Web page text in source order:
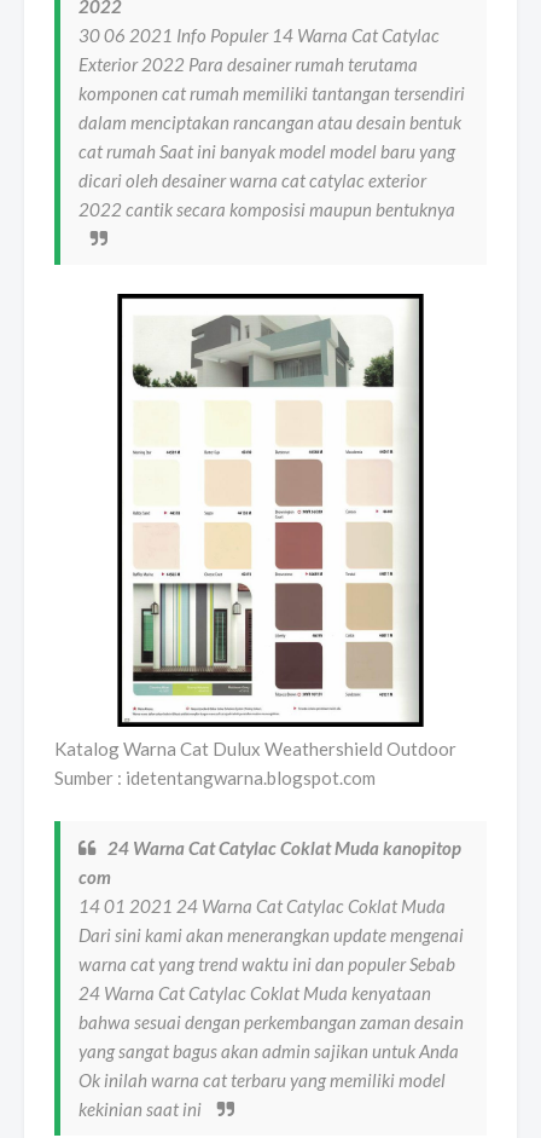
2022
30 06 2021 Info Populer 14 Warna Cat Catylac
Exterior 2022 Para desainer rumah terutama
komponen cat rumah memiliki tantangan tersendiri
dalam menciptakan rancangan atau desain bentuk
cat rumah Saat ini banyak model model baru yang
dicari oleh desainer warna cat catylac exterior
2022 cantik secara komposisi maupun bentuknya
Katalog Warna Cat Dulux Weathershield Outdoor
Sumber : idetentangwarna.blogspot.com
24 Warna Cat Catylac Coklat Muda kanopitop
com
14 01 2021 24 Warna Cat Catylac Coklat Muda
Dari sini kami akan menerangkan update mengenai
warna cat yang trend waktu ini dan populer Sebab
24 Warna Cat Catylac Coklat Muda kenyataan
bahwa sesuai dengan perkembangan zaman desain
yang sangat bagus akan admin sajikan untuk Anda
Ok inilah warna cat terbaru yang memiliki model
kekinian saat ini